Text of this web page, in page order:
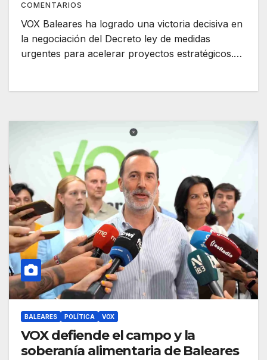
COMENTARIOS
VOX Baleares ha logrado una victoria decisiva en
la negociación del Decreto ley de medidas
urgentes para acelerar proyectos estratégicos.…
BALEARES POLÍTICA VOX
VOX defiende el campo y la
soberanía alimentaria de Baleares